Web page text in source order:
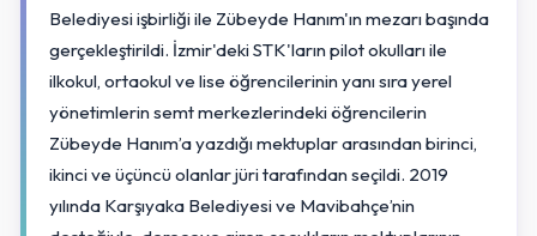
Belediyesi işbirliği ile Zübeyde Hanım'ın mezarı başında
gerçekleştirildi. İzmir'deki STK'ların pilot okulları ile
ilkokul, ortaokul ve lise öğrencilerinin yanı sıra yerel
yönetimlerin semt merkezlerindeki öğrencilerin
Zübeyde Hanım’a yazdığı mektuplar arasından birinci,
ikinci ve üçüncü olanlar jüri tarafından seçildi. 2019
yılında Karşıyaka Belediyesi ve Mavibahçe’nin